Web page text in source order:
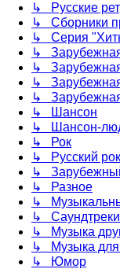
↳ Русские
↳ Сборники
↳ Серия
↳
↳
↳ Зарубежная
↳ Зарубежная
↳ Шансон
↳ Шансон-
↳ Рок
↳ Русский рок
↳
↳ Разное
↳
↳ Саундтреки
↳ Музыка
↳ Музыка для
↳ Юмор